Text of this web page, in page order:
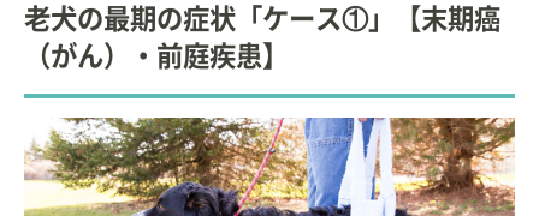
老犬の最期の症状「ケース①」【末期癌
（がん）・前庭疾患】